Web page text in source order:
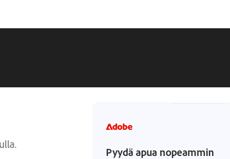
Pyydä apua nopeammin